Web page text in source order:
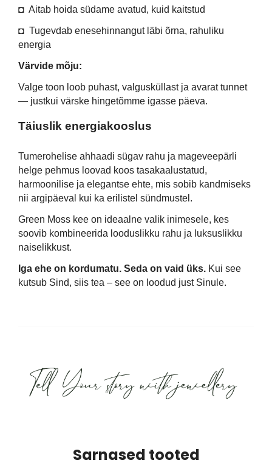
◘ Aitab hoida südame avatud, kuid kaitstud
◘ Tugevdab enesehinnangut läbi õrna, rahuliku
energia
Värvide mõju:
Valge toon loob puhast, valgusküllast ja avarat tunnet
— justkui värske hingetõmme igasse päeva.
Täiuslik energiakooslus
Tumerohelise ahhaadi sügav rahu ja mageveepärli
helge pehmus loovad koos tasakaalustatud,
harmoonilise ja elegantse ehte, mis sobib kandmiseks
nii argipäeval kui ka erilistel sündmustel.
Green Moss kee on ideaalne valik inimesele, kes
soovib kombineerida looduslikku rahu ja luksuslikku
naiselikkust.
Iga ehe on kordumatu. Seda on vaid üks. Kui see
kutsub Sind, siis tea – see on loodud just Sinule.
Sarnased tooted